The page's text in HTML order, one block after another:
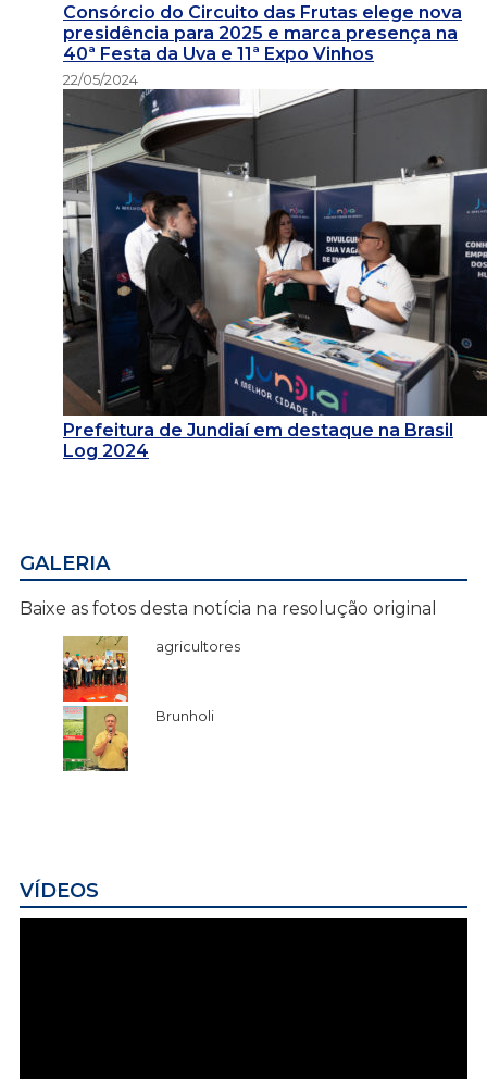
Consórcio do Circuito das Frutas elege nova
presidência para 2025 e marca presença na
40ª Festa da Uva e 11ª Expo Vinhos
22/05/2024
Prefeitura de Jundiaí em destaque na Brasil
Log 2024
GALERIA
Baixe as fotos desta notícia na resolução original
agricultores
Brunholi
VÍDEOS